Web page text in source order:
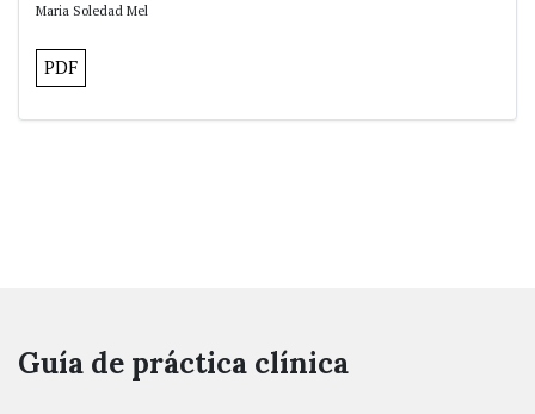
Maria Soledad Mel
PDF
Guía de práctica clínica